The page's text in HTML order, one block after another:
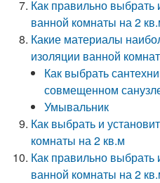
Как правильно выбрать
ванной комнаты на 2
Какие материалы
изоляции ванной
Как выбрать
совмещенном
Умывальник
Как выбрать и
комнаты на 2 кв.м
Как правильно выбрать
ванной комнаты на 2